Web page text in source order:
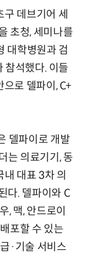
데브기어 세
초청, 세미나를
대학병원과 검
참석했다. 이들
로 델파이, C+
델파이로 개발
는 의료기기, 동
대표 3차 의
다. 델파이와 C
, 맥, 안드로이
포할 수 있는
·기술 서비스